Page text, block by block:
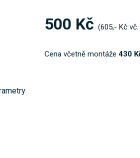
500 Kč (605,- Kč vč.
Cena včetně montáže 430